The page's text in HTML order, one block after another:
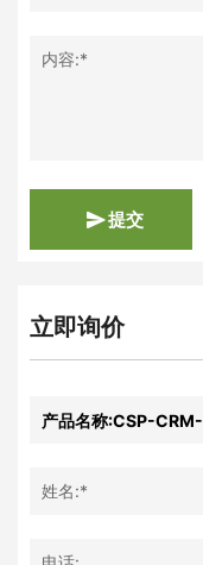
内容:*
提交
立即询价
姓名:*